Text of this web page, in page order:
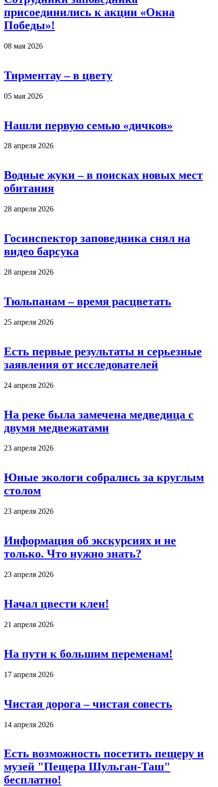
присоединились к акции «Окна
Победы»!
08 мая 2026
Тирментау – в цвету
05 мая 2026
Нашли первую семью «дичков»
28 апреля 2026
Водные жуки – в поисках новых мест
обитания
28 апреля 2026
Госинспектор заповедника снял на
видео барсука
28 апреля 2026
Тюльпанам – время расцветать
25 апреля 2026
Есть первые результаты и серьезные
заявления от исследователей
24 апреля 2026
На реке была замечена медведица с
двумя медвежатами
23 апреля 2026
Юные экологи собрались за круглым
столом
23 апреля 2026
Информация об экскурсиях и не
только. Что нужно знать?
23 апреля 2026
Начал цвести клен!
21 апреля 2026
На пути к большим переменам!
17 апреля 2026
Чистая дорога – чистая совесть
14 апреля 2026
Есть возможность посетить пещеру и
музей "Пещера Шульган-Таш"
бесплатно!